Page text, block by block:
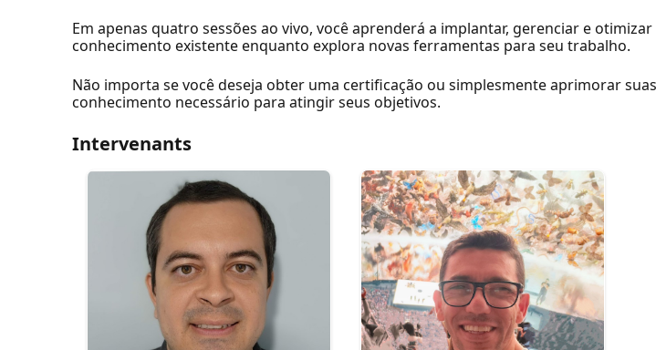
Em apenas quatro sessões ao vivo, você aprenderá a implantar, gerenciar e
conhecimento existente enquanto explora novas ferramentas para seu trabalho.
Não importa se você deseja obter uma certificação ou simplesmente aprimorar
conhecimento necessário para atingir seus objetivos.
Intervenants